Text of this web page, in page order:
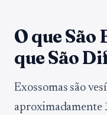
O que São
que São
Exossomas são
aproximadamente